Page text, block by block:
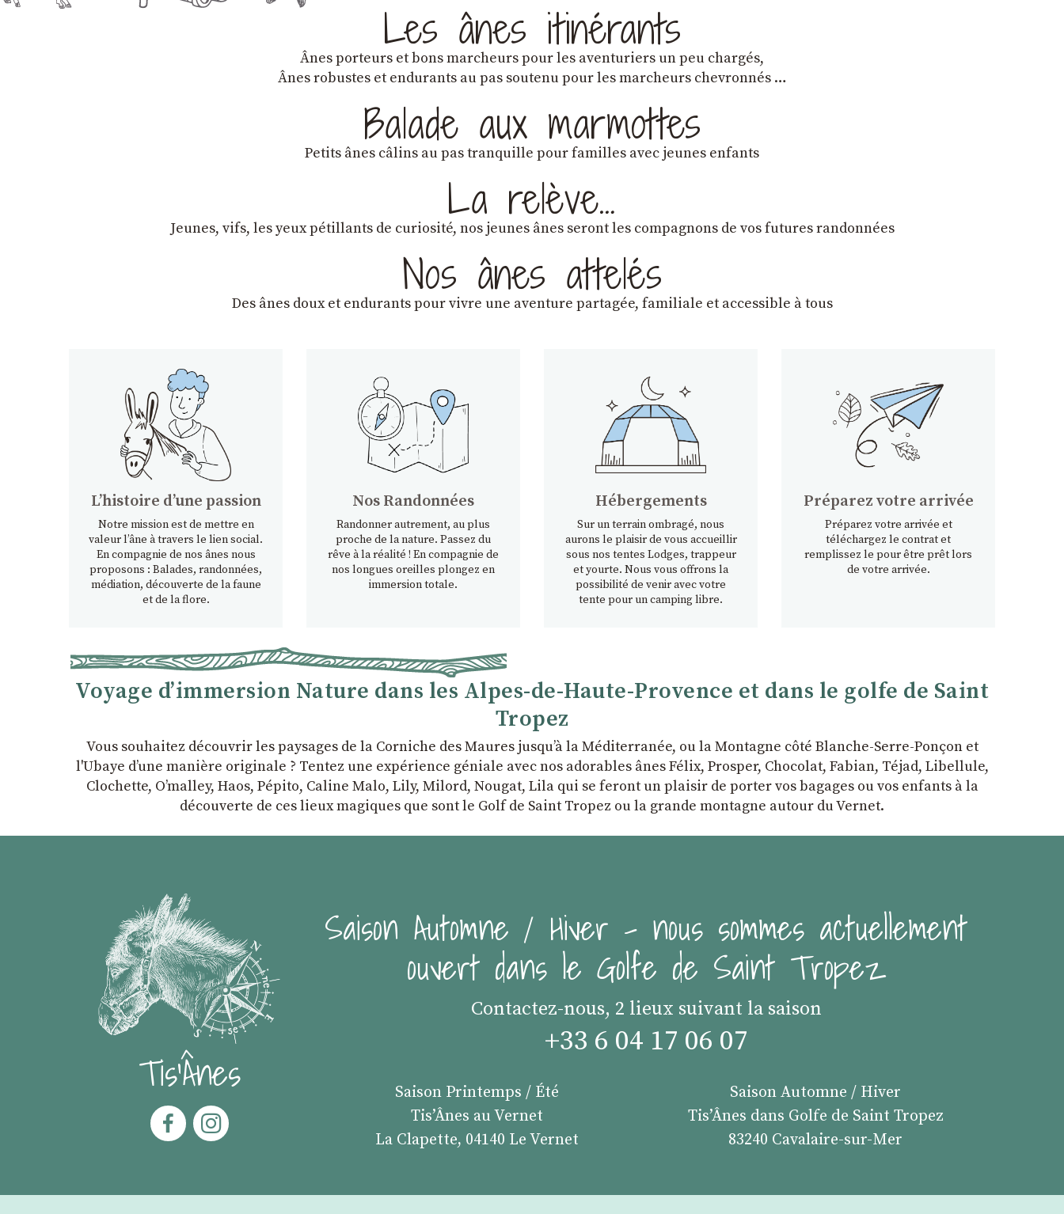
Les ânes itinérants
Ânes porteurs et bons marcheurs pour les aventuriers un peu chargés,
Ânes robustes et endurants au pas soutenu pour les marcheurs chevronnés …
Balade aux marmottes
Petits ânes câlins au pas tranquille pour familles avec jeunes enfants
La relève…
Jeunes, vifs, les yeux pétillants de curiosité, nos jeunes ânes seront les compagnons de vos futures randonnées
Nos ânes attelés
Des ânes doux et endurantspour vivre une aventure partagée, familiale et accessible à tous
Lʼhistoire dʼune passion
Notre mission est de mettre en
valeur l’âne à travers le lien social.
En compagnie de nos ânes nous
proposons : Balades, randonnées,
médiation, découverte de la faune
et de la flore.
Nos Randonnées
Randonner autrement, au plus
proche de la nature. Passez du
rêve à la réalité ! En compagnie de
nos longues oreilles plongez en
immersion totale.
Hébergements
Sur un terrain ombragé, nous
aurons le plaisir de vous accueillir
sous nos tentes Lodges, trappeur
et yourte. Nous vous offrons la
possibilité de venir avec votre
tente pour un camping libre.
Préparez votre arrivée
Préparez votre arrivée et
téléchargez le contrat et
remplissez le pour être prêt lors
de votre arrivée.
Voyage d’immersion Nature dans les Alpes-de-Haute-Provence et dans le golfe de Saint
Tropez
Vous souhaitez découvrir les paysages de la Corniche des Maures jusqu’à la Méditerranée, ou la Montagne côté Blanche-Serre-Ponçon et
l'Ubaye dʼune manière originale ? Tentez une expérience géniale avec nos adorables ânes Félix, Prosper, Chocolat, Fabian, Téjad, Libellule,
Clochette, Oʼmalley, Haos, Pépito, Caline Malo, Lily, Milord, Nougat, Lila qui se feront un plaisir de porter vos bagages ou vos enfants à la
découverte de ces lieux magiques que sont le Golf de Saint Tropez ou la grande montagne autour du Vernet.
Tis'Ânes
Saison Automne / Hiver - nous sommes actuellement
ouvert dans le Golfe de Saint Tropez
Contactez-nous, 2 lieux suivant la saison
+33 6 04 17 06 07
Saison Printemps / Été
Tis’Ânes au Vernet
La Clapette, 04140 Le Vernet
Saison Automne / Hiver
Tis’Ânes dans Golfe de Saint Tropez
83240 Cavalaire-sur-Mer